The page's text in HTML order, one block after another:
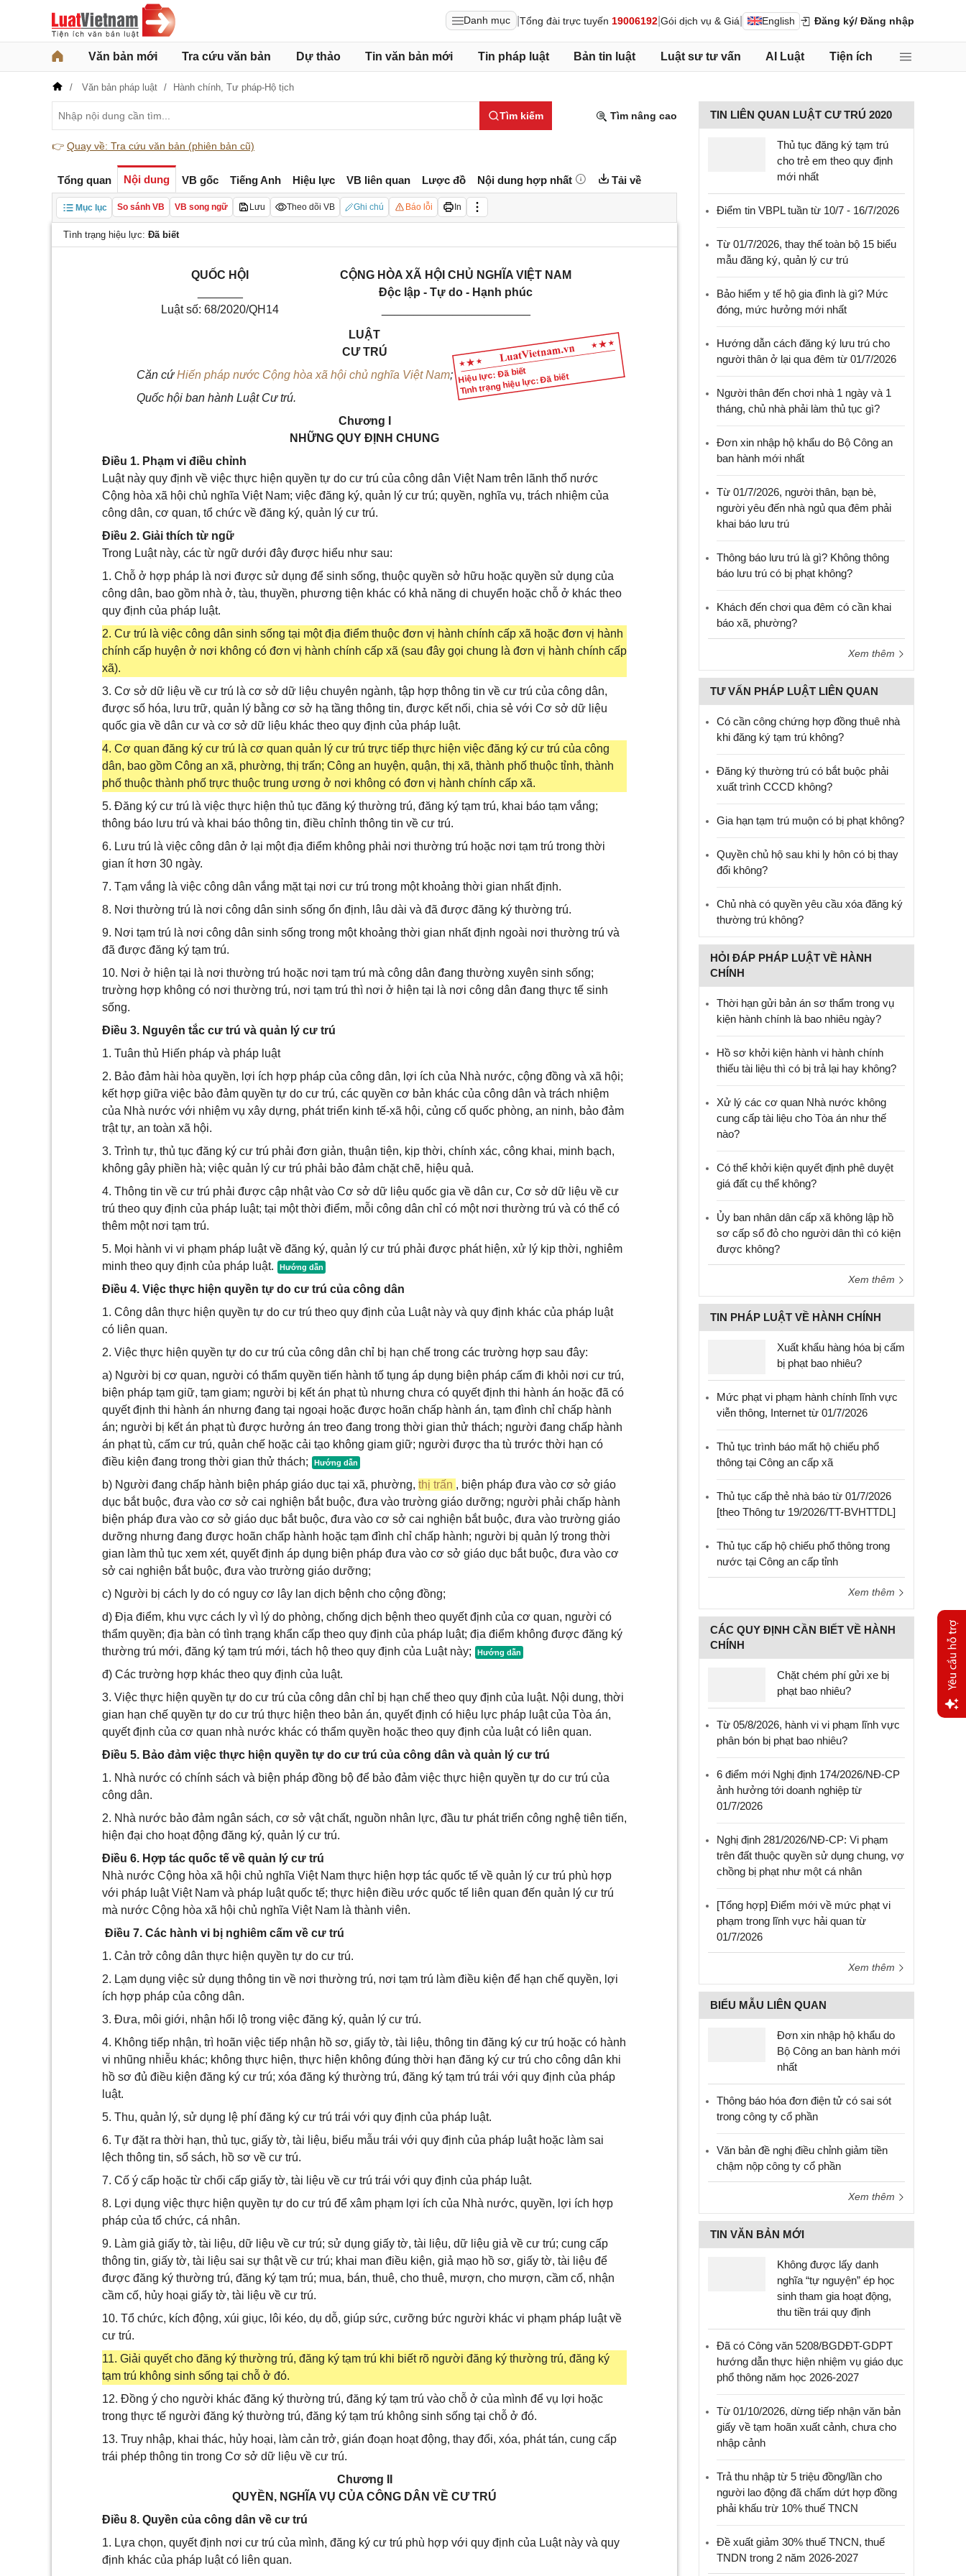
Danh mục Tổng đài trực tuyến 19006192 Gói dịch vụ & Giá English Đăng ký/ Đăng nhập
Văn bản mới Tra cứu văn bản Dự thảo Tin văn bản mới Tin pháp luật Bản tin luật Luật sư tư vấn AI Luật Tiện ích
Văn bản pháp luật Hành chính, Tư pháp-Hộ tịch
Tìm kiếm Tìm nâng cao
👉 Quay về: Tra cứu văn bản (phiên bản cũ)
Tổng quan Nội dung VB gốc Tiếng Anh Hiệu lực VB liên quan Lược đồ Nội dung hợp nhất Tải về
Mục lục So sánh VB VB song ngữ Lưu Theo dõi VB Ghi chú Báo lỗi In
Tình trạng hiệu lực: Đã biết
Hiệu lực: Đã biết
Tình trạng hiệu lực: Đã biết
QUỐC HỘI
Luật số: 68/2020/QH14
CỘNG HÒA XÃ HỘI CHỦ NGHĨA VIỆT NAM
Độc lập - Tự do - Hạnh phúc
LUẬT
CƯ TRÚ
Căn cứHiến pháp nước Cộng hòa xã hội chủ nghĩa Việt Nam;
Quốc hội ban hành Luật Cư trú.
Chương I
NHỮNG QUY ĐỊNH CHUNG
Điều 1. Phạm vi điều chỉnh
Luật này quy định về việc thực hiện quyền tự do cư trú của công dân Việt Nam trên lãnh thổ nước
Cộng hòa xã hội chủ nghĩa Việt Nam; việc đăng ký, quản lý cư trú; quyền, nghĩa vụ, trách nhiệm của
công dân, cơ quan, tổ chức về đăng ký, quản lý cư trú.
Điều 2. Giải thích từ ngữ
Trong Luật này, các từ ngữ dưới đây được hiểu như sau:
1. Chỗ ở hợp pháp là nơi được sử dụng để sinh sống, thuộc quyền sở hữu hoặc quyền sử dụng của
công dân, bao gồm nhà ở, tàu, thuyền, phương tiện khác có khả năng di chuyển hoặc chỗ ở khác theo
quy định của pháp luật.
2. Cư trú là việc công dân sinh sống tại một địa điểm thuộc đơn vị hành chính cấp xã hoặc đơn vị hành
chính cấp huyện ở nơi không có đơn vị hành chính cấp xã (sau đây gọi chung là đơn vị hành chính cấp
xã).
3. Cơ sở dữ liệu về cư trú là cơ sở dữ liệu chuyên ngành, tập hợp thông tin về cư trú của công dân,
được số hóa, lưu trữ, quản lý bằng cơ sở hạ tầng thông tin, được kết nối, chia sẻ với Cơ sở dữ liệu
quốc gia về dân cư và cơ sở dữ liệu khác theo quy định của pháp luật.
4. Cơ quan đăng ký cư trú là cơ quan quản lý cư trú trực tiếp thực hiện việc đăng ký cư trú của công
dân, bao gồm Công an xã, phường, thị trấn; Công an huyện, quận, thị xã, thành phố thuộc tỉnh, thành
phố thuộc thành phố trực thuộc trung ương ở nơi không có đơn vị hành chính cấp xã.
5. Đăng ký cư trú là việc thực hiện thủ tục đăng ký thường trú, đăng ký tạm trú, khai báo tạm vắng;
thông báo lưu trú và khai báo thông tin, điều chỉnh thông tin về cư trú.
6. Lưu trú là việc công dân ở lại một địa điểm không phải nơi thường trú hoặc nơi tạm trú trong thời
gian ít hơn 30 ngày.
7. Tạm vắng là việc công dân vắng mặt tại nơi cư trú trong một khoảng thời gian nhất định.
8. Nơi thường trú là nơi công dân sinh sống ổn định, lâu dài và đã được đăng ký thường trú.
9. Nơi tạm trú là nơi công dân sinh sống trong một khoảng thời gian nhất định ngoài nơi thường trú và
đã được đăng ký tạm trú.
10. Nơi ở hiện tại là nơi thường trú hoặc nơi tạm trú mà công dân đang thường xuyên sinh sống;
trường hợp không có nơi thường trú, nơi tạm trú thì nơi ở hiện tại là nơi công dân đang thực tế sinh
sống.
Điều 3. Nguyên tắc cư trú và quản lý cư trú
1. Tuân thủ Hiến pháp và pháp luật
2. Bảo đảm hài hòa quyền, lợi ích hợp pháp của công dân, lợi ích của Nhà nước, cộng đồng và xã hội;
kết hợp giữa việc bảo đảm quyền tự do cư trú, các quyền cơ bản khác của công dân và trách nhiệm
của Nhà nước với nhiệm vụ xây dựng, phát triển kinh tế-xã hội, củng cố quốc phòng, an ninh, bảo đảm
trật tự, an toàn xã hội.
3. Trình tự, thủ tục đăng ký cư trú phải đơn giản, thuận tiện, kịp thời, chính xác, công khai, minh bạch,
không gây phiền hà; việc quản lý cư trú phải bảo đảm chặt chẽ, hiệu quả.
4. Thông tin về cư trú phải được cập nhật vào Cơ sở dữ liệu quốc gia về dân cư, Cơ sở dữ liệu về cư
trú theo quy định của pháp luật; tại một thời điểm, mỗi công dân chỉ có một nơi thường trú và có thể có
thêm một nơi tạm trú.
5. Mọi hành vi vi phạm pháp luật về đăng ký, quản lý cư trú phải được phát hiện, xử lý kịp thời, nghiêm
minh theo quy định của pháp luật.
Điều 4. Việc thực hiện quyền tự do cư trú của công dân
1. Công dân thực hiện quyền tự do cư trú theo quy định của Luật này và quy định khác của pháp luật
có liên quan.
2. Việc thực hiện quyền tự do cư trú của công dân chỉ bị hạn chế trong các trường hợp sau đây:
a) Người bị cơ quan, người có thẩm quyền tiến hành tố tụng áp dụng biện pháp cấm đi khỏi nơi cư trú,
biện pháp tạm giữ, tạm giam; người bị kết án phạt tù nhưng chưa có quyết định thi hành án hoặc đã có
quyết định thi hành án nhưng đang tại ngoại hoặc được hoãn chấp hành án, tạm đình chỉ chấp hành
án; người bị kết án phạt tù được hưởng án treo đang trong thời gian thử thách; người đang chấp hành
án phạt tù, cấm cư trú, quản chế hoặc cải tạo không giam giữ; người được tha tù trước thời hạn có
điều kiện đang trong thời gian thử thách;
b) Người đang chấp hành biện pháp giáo dục tại xã, phường, thị trấn , biện pháp đưa vào cơ sở giáo
dục bắt buộc, đưa vào cơ sở cai nghiện bắt buộc, đưa vào trường giáo dưỡng; người phải chấp hành
biện pháp đưa vào cơ sở giáo dục bắt buộc, đưa vào cơ sở cai nghiện bắt buộc, đưa vào trường giáo
dưỡng nhưng đang được hoãn chấp hành hoặc tạm đình chỉ chấp hành; người bị quản lý trong thời
gian làm thủ tục xem xét, quyết định áp dụng biện pháp đưa vào cơ sở giáo dục bắt buộc, đưa vào cơ
sở cai nghiện bắt buộc, đưa vào trường giáo dưỡng;
c) Người bị cách ly do có nguy cơ lây lan dịch bệnh cho cộng đồng;
d) Địa điểm, khu vực cách ly vì lý do phòng, chống dịch bệnh theo quyết định của cơ quan, người có
thẩm quyền; địa bàn có tình trạng khẩn cấp theo quy định của pháp luật; địa điểm không được đăng ký
thường trú mới, đăng ký tạm trú mới, tách hộ theo quy định của Luật này;
đ) Các trường hợp khác theo quy định của luật.
3. Việc thực hiện quyền tự do cư trú của công dân chỉ bị hạn chế theo quy định của luật. Nội dung, thời
gian hạn chế quyền tự do cư trú thực hiện theo bản án, quyết định có hiệu lực pháp luật của Tòa án,
quyết định của cơ quan nhà nước khác có thẩm quyền hoặc theo quy định của luật có liên quan.
Điều 5. Bảo đảm việc thực hiện quyền tự do cư trú của công dân và quản lý cư trú
1. Nhà nước có chính sách và biện pháp đồng bộ để bảo đảm việc thực hiện quyền tự do cư trú của
công dân.
2. Nhà nước bảo đảm ngân sách, cơ sở vật chất, nguồn nhân lực, đầu tư phát triển công nghệ tiên tiến,
hiện đại cho hoạt động đăng ký, quản lý cư trú.
Điều 6. Hợp tác quốc tế về quản lý cư trú
Nhà nước Cộng hòa xã hội chủ nghĩa Việt Nam thực hiện hợp tác quốc tế về quản lý cư trú phù hợp
với pháp luật Việt Nam và pháp luật quốc tế; thực hiện điều ước quốc tế liên quan đến quản lý cư trú
mà nước Cộng hòa xã hội chủ nghĩa Việt Nam là thành viên.
Điều 7. Các hành vi bị nghiêm cấm về cư trú
1. Cản trở công dân thực hiện quyền tự do cư trú.
2. Lạm dụng việc sử dụng thông tin về nơi thường trú, nơi tạm trú làm điều kiện để hạn chế quyền, lợi
ích hợp pháp của công dân.
3. Đưa, môi giới, nhận hối lộ trong việc đăng ký, quản lý cư trú.
4. Không tiếp nhận, trì hoãn việc tiếp nhận hồ sơ, giấy tờ, tài liệu, thông tin đăng ký cư trú hoặc có hành
vi nhũng nhiễu khác; không thực hiện, thực hiện không đúng thời hạn đăng ký cư trú cho công dân khi
hồ sơ đủ điều kiện đăng ký cư trú; xóa đăng ký thường trú, đăng ký tạm trú trái với quy định của pháp
luật.
5. Thu, quản lý, sử dụng lệ phí đăng ký cư trú trái với quy định của pháp luật.
6. Tự đặt ra thời hạn, thủ tục, giấy tờ, tài liệu, biểu mẫu trái với quy định của pháp luật hoặc làm sai
lệch thông tin, sổ sách, hồ sơ về cư trú.
7. Cố ý cấp hoặc từ chối cấp giấy tờ, tài liệu về cư trú trái với quy định của pháp luật.
8. Lợi dụng việc thực hiện quyền tự do cư trú để xâm phạm lợi ích của Nhà nước, quyền, lợi ích hợp
pháp của tổ chức, cá nhân.
9. Làm giả giấy tờ, tài liệu, dữ liệu về cư trú; sử dụng giấy tờ, tài liệu, dữ liệu giả về cư trú; cung cấp
thông tin, giấy tờ, tài liệu sai sự thật về cư trú; khai man điều kiện, giả mạo hồ sơ, giấy tờ, tài liệu để
được đăng ký thường trú, đăng ký tạm trú; mua, bán, thuê, cho thuê, mượn, cho mượn, cầm cố, nhận
cầm cố, hủy hoại giấy tờ, tài liệu về cư trú.
10. Tổ chức, kích động, xúi giục, lôi kéo, dụ dỗ, giúp sức, cưỡng bức người khác vi phạm pháp luật về
cư trú.
11. Giải quyết cho đăng ký thường trú, đăng ký tạm trú khi biết rõ người đăng ký thường trú, đăng ký
tạm trú không sinh sống tại chỗ ở đó.
12. Đồng ý cho người khác đăng ký thường trú, đăng ký tạm trú vào chỗ ở của mình để vụ lợi hoặc
trong thực tế người đăng ký thường trú, đăng ký tạm trú không sinh sống tại chỗ ở đó.
13. Truy nhập, khai thác, hủy hoại, làm cản trở, gián đoạn hoạt động, thay đổi, xóa, phát tán, cung cấp
trái phép thông tin trong Cơ sở dữ liệu về cư trú.
Chương II
QUYỀN, NGHĨA VỤ CỦA CÔNG DÂN VỀ CƯ TRÚ
Điều 8. Quyền của công dân về cư trú
1. Lựa chọn, quyết định nơi cư trú của mình, đăng ký cư trú phù hợp với quy định của Luật này và quy
định khác của pháp luật có liên quan.
TIN LIÊN QUAN LUẬT CƯ TRÚ 2020
Thủ tục đăng ký tạm trú
cho trẻ em theo quy định
mới nhất
Điểm tin VBPL tuần từ 10/7 - 16/7/2026
Từ 01/7/2026, thay thế toàn bộ 15 biểu
mẫu đăng ký, quản lý cư trú
Bảo hiểm y tế hộ gia đình là gì? Mức
đóng, mức hưởng mới nhất
Hướng dẫn cách đăng ký lưu trú cho
người thân ở lại qua đêm từ 01/7/2026
Người thân đến chơi nhà 1 ngày và 1
tháng, chủ nhà phải làm thủ tục gì?
Đơn xin nhập hộ khẩu do Bộ Công an
ban hành mới nhất
Từ 01/7/2026, người thân, bạn bè,
người yêu đến nhà ngủ qua đêm phải
khai báo lưu trú
Thông báo lưu trú là gì? Không thông
báo lưu trú có bị phạt không?
Khách đến chơi qua đêm có cần khai
báo xã, phường?
Xem thêm
TƯ VẤN PHÁP LUẬT LIÊN QUAN
Có cần công chứng hợp đồng thuê nhà
khi đăng ký tạm trú không?
Đăng ký thường trú có bắt buộc phải
xuất trình CCCD không?
Gia hạn tạm trú muộn có bị phạt không?
Quyền chủ hộ sau khi ly hôn có bị thay
đổi không?
Chủ nhà có quyền yêu cầu xóa đăng ký
thường trú không?
HỎI ĐÁP PHÁP LUẬT VỀ HÀNH
CHÍNH
Thời hạn gửi bản án sơ thẩm trong vụ
kiện hành chính là bao nhiêu ngày?
Hồ sơ khởi kiện hành vi hành chính
thiếu tài liệu thì có bị trả lại hay không?
Xử lý các cơ quan Nhà nước không
cung cấp tài liệu cho Tòa án như thế
nào?
Có thể khởi kiện quyết định phê duyệt
giá đất cụ thể không?
Ủy ban nhân dân cấp xã không lập hồ
sơ cấp sổ đỏ cho người dân thì có kiện
được không?
Xem thêm
TIN PHÁP LUẬT VỀ HÀNH CHÍNH
Xuất khẩu hàng hóa bị cấm
bị phạt bao nhiêu?
Mức phạt vi phạm hành chính lĩnh vực
viễn thông, Internet từ 01/7/2026
Thủ tục trình báo mất hộ chiếu phổ
thông tại Công an cấp xã
Thủ tục cấp thẻ nhà báo từ 01/7/2026
[theo Thông tư 19/2026/TT-BVHTTDL]
Thủ tục cấp hộ chiếu phổ thông trong
nước tại Công an cấp tỉnh
Xem thêm
CÁC QUY ĐỊNH CẦN BIẾT VỀ HÀNH
CHÍNH
Chặt chém phí gửi xe bị
phạt bao nhiêu?
Từ 05/8/2026, hành vi vi phạm lĩnh vực
phân bón bị phạt bao nhiêu?
6 điểm mới Nghị định 174/2026/NĐ-CP
ảnh hưởng tới doanh nghiệp từ
01/7/2026
Nghị định 281/2026/NĐ-CP: Vi phạm
trên đất thuộc quyền sử dụng chung, vợ
chồng bị phạt như một cá nhân
[Tổng hợp] Điểm mới về mức phạt vi
phạm trong lĩnh vực hải quan từ
01/7/2026
Xem thêm
BIỂU MẪU LIÊN QUAN
Đơn xin nhập hộ khẩu do
Bộ Công an ban hành mới
nhất
Thông báo hóa đơn điện tử có sai sót
trong công ty cổ phần
Văn bản đề nghị điều chỉnh giảm tiền
chậm nộp công ty cổ phần
Xem thêm
TIN VĂN BẢN MỚI
Không được lấy danh
nghĩa “tự nguyện” ép học
sinh tham gia hoạt động,
thu tiền trái quy định
Đã có Công văn 5208/BGDĐT-GDPT
hướng dẫn thực hiện nhiệm vụ giáo dục
phổ thông năm học 2026-2027
Từ 01/10/2026, dừng tiếp nhận văn bản
giấy về tạm hoãn xuất cảnh, chưa cho
nhập cảnh
Trả thu nhập từ 5 triệu đồng/lần cho
người lao động đã chấm dứt hợp đồng
phải khấu trừ 10% thuế TNCN
Đề xuất giảm 30% thuế TNCN, thuế
TNDN trong 2 năm 2026-2027